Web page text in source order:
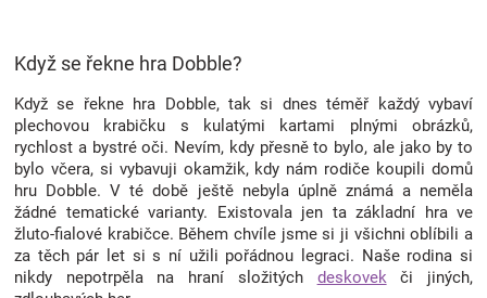
Když se řekne hra Dobble?
Když se řekne hra Dobble, tak si dnes téměř každý vybaví
plechovou krabičku s kulatými kartami plnými obrázků,
rychlost a bystré oči. Nevím, kdy přesně to bylo, ale jako by to
bylo včera, si vybavuji okamžik, kdy nám rodiče koupili domů
hru Dobble. V té době ještě nebyla úplně známá a neměla
žádné tematické varianty. Existovala jen ta základní hra ve
žluto-fialové krabičce. Během chvíle jsme si ji všichni oblíbili a
za těch pár let si s ní užili pořádnou legraci. Naše rodina si
nikdy nepotrpěla na hraní složitých deskovek či jiných,